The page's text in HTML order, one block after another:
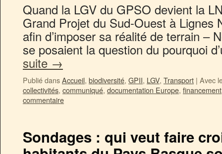
Quand la LGV du GPSO devient la
Grand Projet du Sud-Ouest à Lignes
afin d’imposer sa réalité de terrain –
se posaient la question du pourquoi
suite →
Publié dansAccueil, biodiversité, GPII, LGV, Transport | Avec
collectivités, communiqué, documentation Europe, financement
commentaire
Sondages : qui veut faire